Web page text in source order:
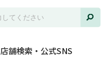
店舗検索・公式SNS 並